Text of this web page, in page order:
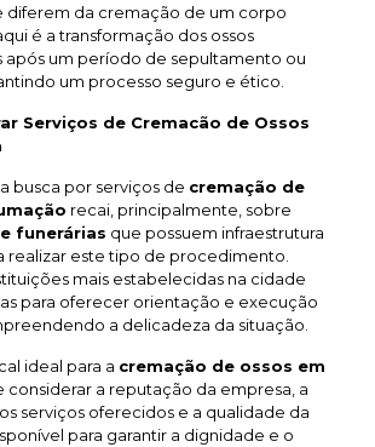
diferem da cremação de um corpo
é a transformação dos ossos
após um período de sepultamento ou
um processo seguro e ético.
Serviços de Cremacão de Ossos
busca por serviços de cremação de
recai, principalmente, sobre
funerárias que possuem infraestrutura
realizar este tipo de procedimento.
mais estabelecidas na cidade
para oferecer orientação e execução
a delicadeza da situação.
ideal para a cremação de ossos em
considerar a reputação da empresa, a
serviços oferecidos e a qualidade da
para garantir a dignidade e o